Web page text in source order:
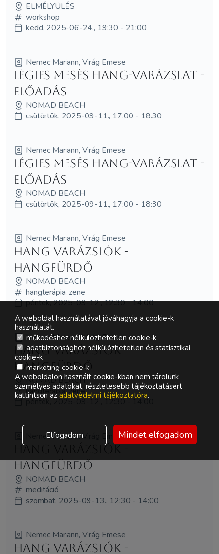
ELMÉLYÜLÉS
workshop
kedd, 2025-06-24., 19:30 - 21:00
Nemec Mariann, Virág Emese
Légies Mesés hang-varázslat -
ELŐADÁS
NOMAD BEACH
csütörtök, 2025-09-11., 17:00 - 18:30
Nemec Mariann, Virág Emese
Légies Mesés hang-varázslat -
ELŐADÁS
NOMAD BEACH
csütörtök, 2025-09-11., 17:00 - 18:30
Nemec Mariann, Virág Emese
Hang Varázslók -
HANGFÜRDŐ
NOMAD BEACH
hangterápia, zene
péntek, 2025-09-12., 12:30 - 14:00
Nemec Mariann, Virág Emese
Hang Varázslók -
HANGFÜRDŐ
NOMAD BEACH
hangterápia, zene
péntek, 2025-09-12., 12:30 - 14:00
Nemec Mariann, Virág Emese
Hang Varázslók -
HANGFÜRDŐ
NOMAD BEACH
meditáció
szombat, 2025-09-13., 12:30 - 14:00
Nemec Mariann, Virág Emese
Hang Varázslók -
A weboldal használatával jóváhagyja a cookie-k
használatát.
működéshez nélkülözhetetlen cookie-k
adatbiztonsághoz nélkülözhetetlen és statisztikai
cookie-k
marketing cookie-k
A weboldalon használt cookie-kban nem tárolunk
személyes adatokat, részletesebb tájékoztatásért
kattintson az adatvédelmi tájékoztatóra.
Elfogadom Mindet elfogadom